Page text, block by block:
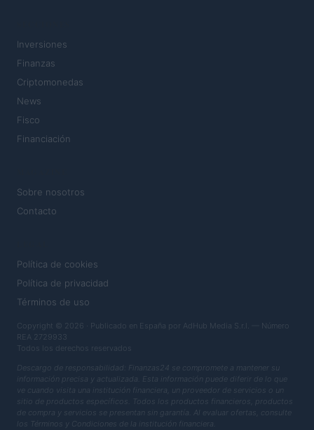
Inversiones
Finanzas
Criptomonedas
News
Fisco
Financiación
Sobre nosotros
Contacto
Política de cookies
Política de privacidad
Términos de uso
Copyright © 2026 · Publicado en España por AdHub Media S.r.l. — Número
REA 2729933
Todos los derechos reservados
Descargo de responsabilidad: Finanzas24 se compromete a mantener su
información precisa y actualizada. Esta información puede diferir de lo que
ve cuando visita una institución financiera, un proveedor de servicios o un
sitio de productos específicos. Todos los productos financieros, productos
de compra y servicios se presentan sin garantía. Al evaluar ofertas, consulte
los Términos y Condiciones de la institución financiera.